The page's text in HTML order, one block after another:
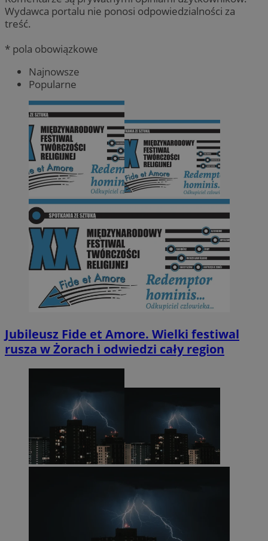
Wydawca portalu nie ponosi odpowiedzialności za
treść.
* pola obowiązkowe
Najnowsze
Popularne
Jubileusz Fide et Amore. Wielki festiwal
rusza w Żorach i odwiedzi cały region